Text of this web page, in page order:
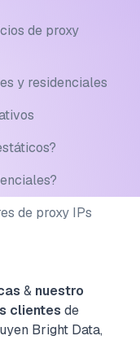
de proxy
y residenciales
de proxy IPs
& nuestro
clientes de
Bright Data,